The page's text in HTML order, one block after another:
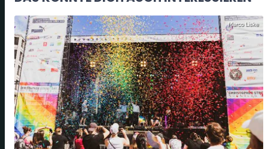
Marco Liske